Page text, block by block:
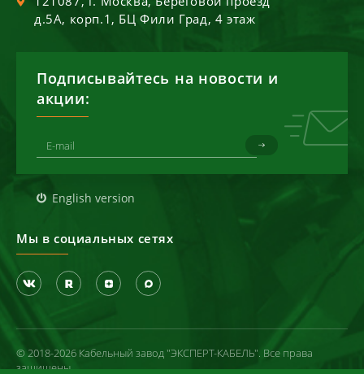
д.5А, корп.1, БЦ Фили Град, 4 этаж
Подписывайтесь на новости и
акции:
English version
Мы в социальных сетях
© 2018-2026 Кабельный завод "ЭКСПЕРТ-КАБЕЛЬ". Все права
защищены